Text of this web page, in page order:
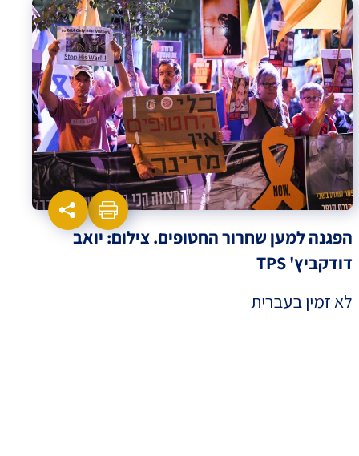
הפגנה למען שחרור החטופים. צילום: יואב
דודקביץ' TPS
לא זמין בעברית